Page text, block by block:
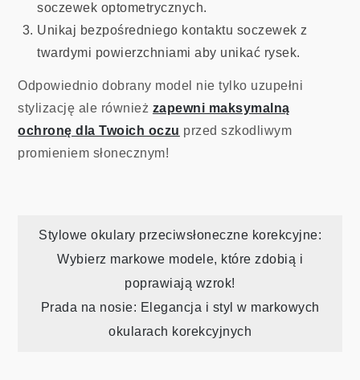
soczewek optometrycznych.
Unikaj bezpośredniego kontaktu soczewek z
twardymi powierzchniami aby unikać rysek.
Odpowiednio dobrany model nie tylko uzupełni
stylizację ale również zapewni maksymalną
ochronę dla Twoich oczu przed szkodliwym
promieniem słonecznym!
Nawigacja
wpisu
Stylowe okulary przeciwsłoneczne korekcyjne:
Wybierz markowe modele, które zdobią i
poprawiają wzrok!
Prada na nosie: Elegancja i styl w markowych
okularach korekcyjnych